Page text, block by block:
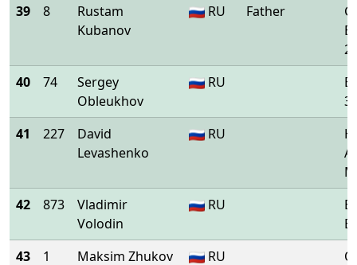
39
8
Rustam
Kubanov
RU Father
2
40
74
Sergey
Obleukhov
RU
3
41
227
David
Levashenko
RU
М
42
873
Vladimir
Volodin
RU
43
1 Maksim Zhukov RU